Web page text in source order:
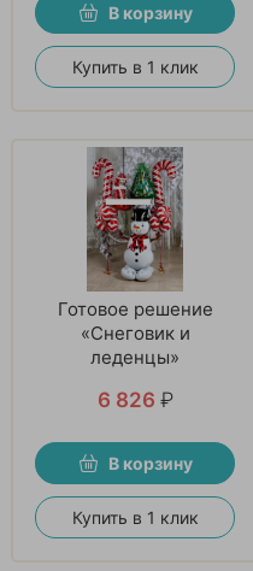
В корзину
Купить в 1 клик
Готовое решение
«Снеговик и
леденцы»
6 826 ₽
В корзину
Купить в 1 клик